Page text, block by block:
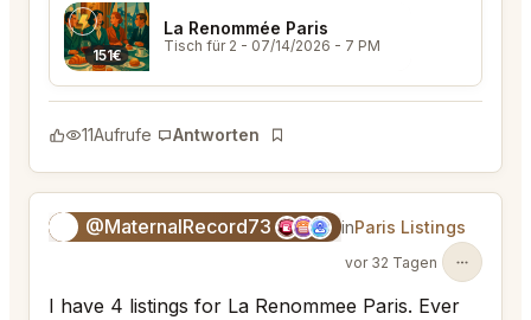
151€
La Renommée Paris
Tisch für 2 - 07/14/2026 - 7 PM
11Aufrufe Antworten
Lesezeichen
@MaternalRecord73 inParis Listings
vor 32 Tagen
I have 4 listings for La Renommee Paris. Ever